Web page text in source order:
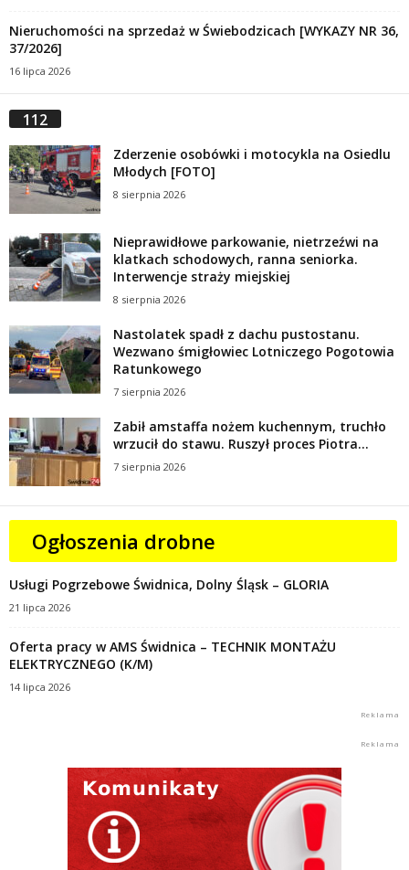
Nieruchomości na sprzedaż w Świebodzicach [WYKAZY NR 36,
37/2026]
16 lipca 2026
112
Zderzenie osobówki i motocykla na Osiedlu
Młodych [FOTO]
8 sierpnia 2026
Nieprawidłowe parkowanie, nietrzeźwi na
klatkach schodowych, ranna seniorka.
Interwencje straży miejskiej
8 sierpnia 2026
Nastolatek spadł z dachu pustostanu.
Wezwano śmigłowiec Lotniczego Pogotowia
Ratunkowego
7 sierpnia 2026
Zabił amstaffa nożem kuchennym, truchło
wrzucił do stawu. Ruszył proces Piotra...
7 sierpnia 2026
Ogłoszenia drobne
Usługi Pogrzebowe Świdnica, Dolny Śląsk – GLORIA
21 lipca 2026
Oferta pracy w AMS Świdnica – TECHNIK MONTAŻU
ELEKTRYCZNEGO (K/M)
14 lipca 2026